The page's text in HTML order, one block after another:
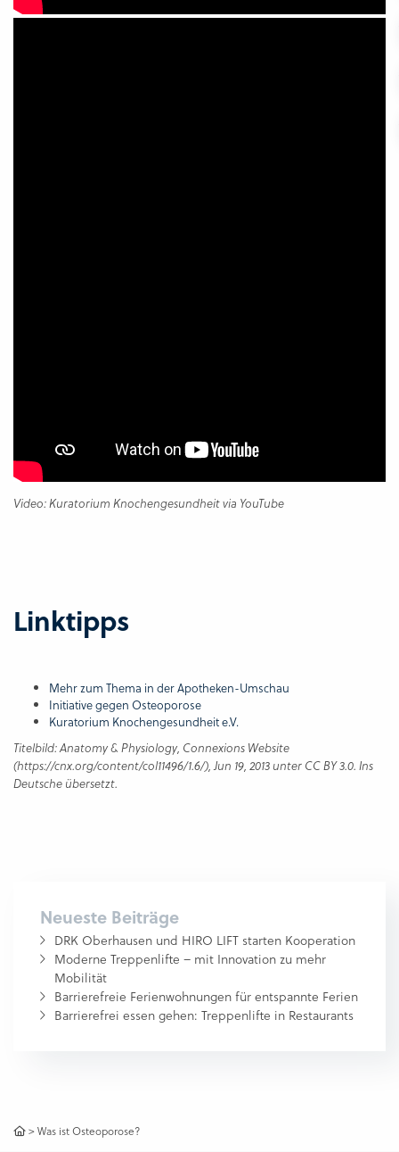
Video: Kuratorium Knochengesundheit via YouTube
Linktipps
Mehr zum Thema in der Apotheken-Umschau
Initiative gegen Osteoporose
Kuratorium Knochengesundheit e.V.
Titelbild: Anatomy & Physiology, Connexions Website
(https://cnx.org/content/col11496/1.6/), Jun 19, 2013 unter CC BY 3.0. Ins
Deutsche übersetzt.
Neueste Beiträge
DRK Oberhausen und HIRO LIFT starten Kooperation
Moderne Treppenlifte – mit Innovation zu mehr
Mobilität
Barrierefreie Ferienwohnungen für entspannte Ferien
Barrierefrei essen gehen: Treppenlifte in Restaurants
>Was ist Osteoporose?